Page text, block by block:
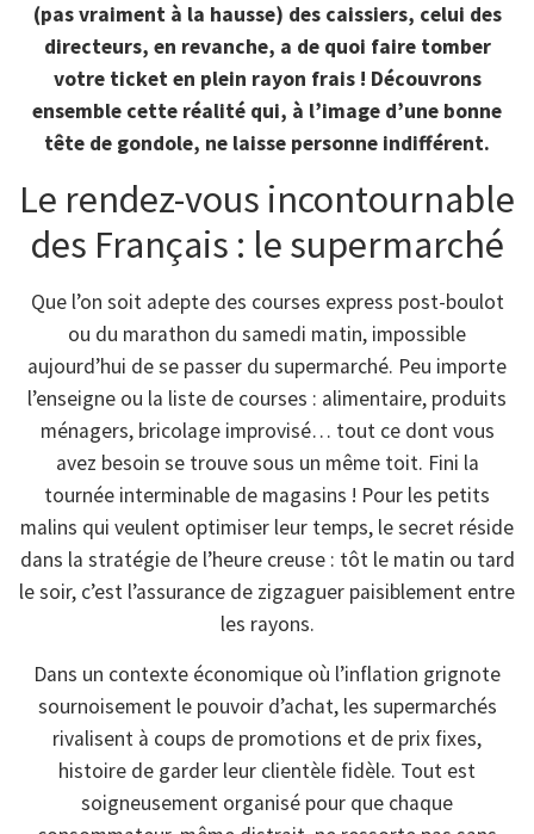
(pas vraiment à la hausse) des caissiers, celui des
directeurs, en revanche, a de quoi faire tomber
votre ticket en plein rayon frais ! Découvrons
ensemble cette réalité qui, à l’image d’une bonne
tête de gondole, ne laisse personne indifférent.
Le rendez-vous incontournable
des Français : le supermarché
Que l’on soit adepte des courses express post-boulot
ou du marathon du samedi matin, impossible
aujourd’hui de se passer du supermarché. Peu importe
l’enseigne ou la liste de courses : alimentaire, produits
ménagers, bricolage improvisé… tout ce dont vous
avez besoin se trouve sous un même toit. Fini la
tournée interminable de magasins ! Pour les petits
malins qui veulent optimiser leur temps, le secret réside
dans la stratégie de l’heure creuse : tôt le matin ou tard
le soir, c’est l’assurance de zigzaguer paisiblement entre
les rayons.
Dans un contexte économique où l’inflation grignote
sournoisement le pouvoir d’achat, les supermarchés
rivalisent à coups de promotions et de prix fixes,
histoire de garder leur clientèle fidèle. Tout est
soigneusement organisé pour que chaque